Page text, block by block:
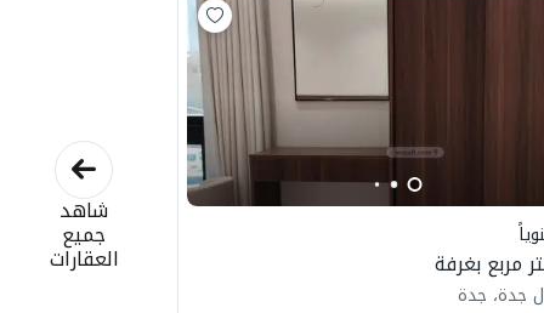
جدة، جدة
شاهد
جميع
العقارات